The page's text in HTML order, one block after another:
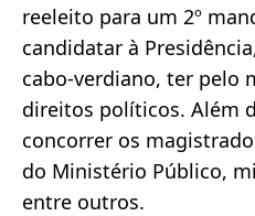
reeleito para um 2º
candidatar à
cabo-verdiano, ter pelo
direitos políticos. Além
concorrer os
do Ministério Público,
entre outros.